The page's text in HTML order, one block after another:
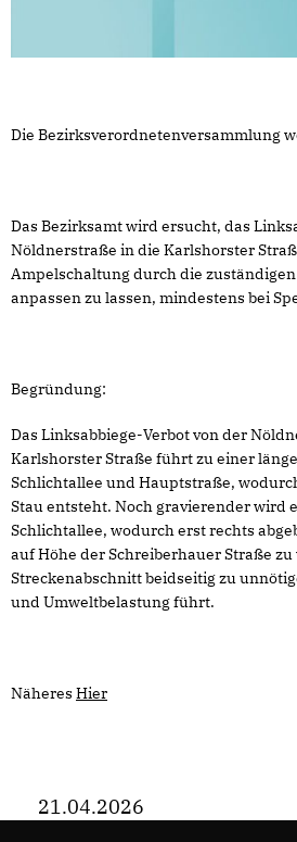
Die Bezirksverordnetenversammlung
Das Bezirksamt wird ersucht, das
Nöldnerstraße in die Karlshorster
Ampelschaltung durch die
anpassen zu lassen, mindestens bei
Begründung:
Das Linksabbiege-Verbot von der
Karlshorster Straße führt zu einer
Schlichtallee und Hauptstraße,
Stau entsteht. Noch gravierender wird
Schlichtallee, wodurch erst rechts
auf Höhe der Schreiberhauer Straße
Streckenabschnitt beidseitig zu
und Umweltbelastung führt.
Näheres Hier
21.04.2026